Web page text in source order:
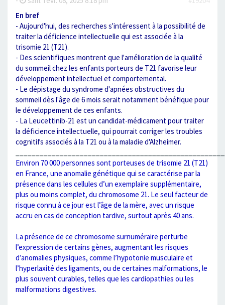
En bref
- Aujourd'hui, des recherches s'intéressent à la possibilité de
traiter la déficience intellectuelle qui est associée à la
trisomie 21 (T21).
- Des scientifiques montrent que l'amélioration de la qualité
du sommeil chez les enfants porteurs de T21 favorise leur
développement intellectuel et comportemental.
- Le dépistage du syndrome d'apnées obstructives du
sommeil dès l'âge de 6 mois serait notamment bénéfique pour
le développement de ces enfants.
- La Leucettinib-21 est un candidat-médicament pour traiter
la déficience intellectuelle, qui pourrait corriger les troubles
cognitifs associés à la T21 ou à la maladie d'Alzheimer.
Environ 70 000 personnes sont porteuses de trisomie 21 (T21)
en France, une anomalie génétique qui se caractérise par la
présence dans les cellules d’un exemplaire supplémentaire,
plus ou moins complet, du chromosome 21. Le seul facteur de
risque connu à ce jour est l’âge de la mère, avec un risque
accru en cas de conception tardive, surtout après 40 ans.
La présence de ce chromosome surnuméraire perturbe
l’expression de certains gènes, augmentant les risques
d’anomalies physiques, comme l’hypotonie musculaire et
l’hyperlaxité des ligaments, ou de certaines malformations, le
plus souvent curables, telles que les cardiopathies ou les
malformations digestives.